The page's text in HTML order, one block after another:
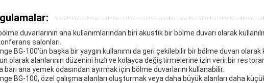
duvarlarının ana kullanımlarından biri akustik bir bölme duvarı olarak
salonları.
BG-100'ün başka bir yaygın kullanımı da geri çekilebilir bir bölme duvarı
olarak alanlarının düzenini hızlı ve kolayca değiştirmelerine izin verir.bir
barı ana yemek odasından ayırmak için bölme duvarlarını kullanabilir.
BG-100, özel çalışma alanları oluşturmak veya daha büyük alanları daha